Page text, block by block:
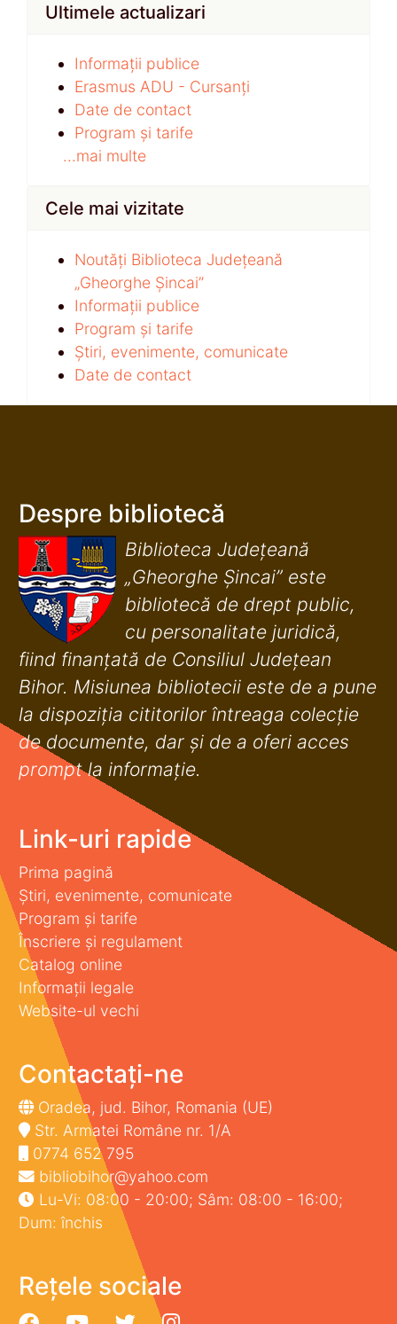
Ultimele actualizari
Informații publice
Erasmus ADU - Cursanți
Date de contact
Program și tarife
...mai multe
Cele mai vizitate
Noutăți Biblioteca Județeană
„Gheorghe Șincai”
Informații publice
Program și tarife
Știri, evenimente, comunicate
Date de contact
Despre bibliotecă
Biblioteca Județeană
„Gheorghe Șincai” este
bibliotecă de drept public,
cu personalitate juridică,
fiind finanţată de Consiliul Judeţean
Bihor. Misiunea bibliotecii este de a pune
la dispoziţia cititorilor întreaga colecţie
de documente, dar şi de a oferi acces
prompt la informaţie.
Link-uri rapide
Prima pagină
Știri, evenimente, comunicate
Program și tarife
Înscriere și regulament
Catalog online
Informații legale
Website-ul vechi
Contactați-ne
Oradea, jud. Bihor, Romania (UE)
Str. Armatei Române nr. 1/A
0774 652 795
bibliobihor@yahoo.com
Lu-Vi: 08:00 - 20:00; Sâm: 08:00 - 16:00;
Dum: închis
Rețele sociale